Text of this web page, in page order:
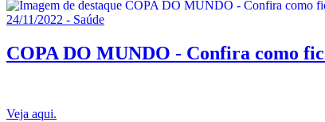
24/11/2022 - Saúde
COPA DO MUNDO - Confira como
Veja aqui.